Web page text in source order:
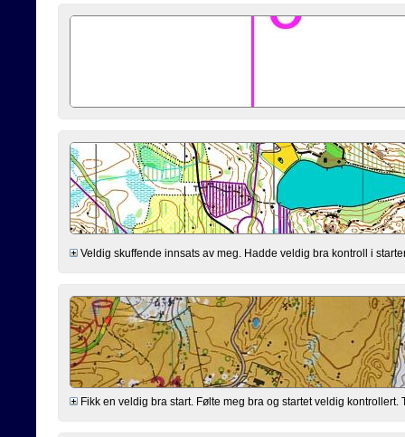
Veldig skuffende innsats av meg. Hadde veldig bra kontroll i
Fikk en veldig bra start. Følte meg bra og startet veldig